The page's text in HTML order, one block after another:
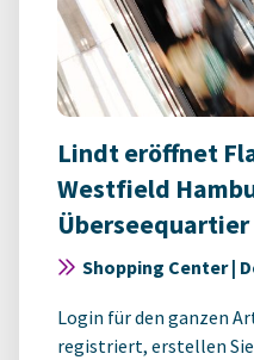
Lindt eröffnet
Westfield
Überseequartier
Shopping Center |
Login für den ganzen
registriert, erstellen